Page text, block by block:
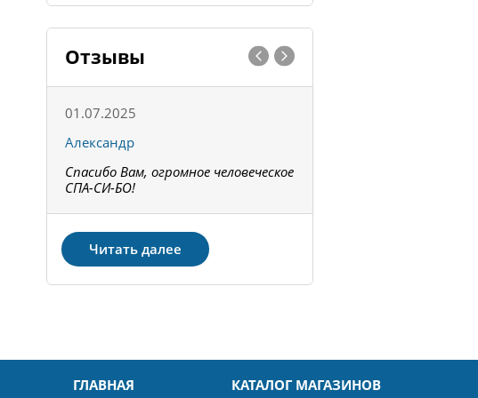
Отзывы
01.07.2025
Александр
Спасибо Вам, огромное человеческое
СПА-СИ-БО!
Читать далее
ГЛАВНАЯ КАТАЛОГ МАГАЗИНОВ